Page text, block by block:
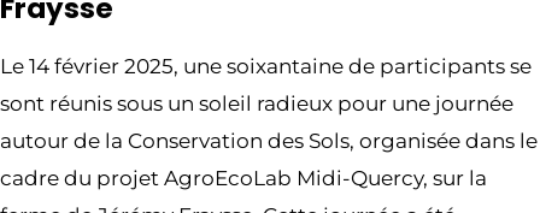
Fraysse
Le 14 février 2025, une soixantaine de participants se
sont réunis sous un soleil radieux pour une journée
autour de la Conservation des Sols, organisée dans le
cadre du projet AgroEcoLab Midi-Quercy, sur la